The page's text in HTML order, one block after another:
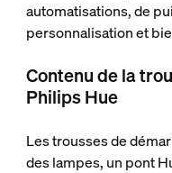
automatisations, de
personnalisation et
Contenu de la
Philips Hue
Les trousses de
des lampes, un pont